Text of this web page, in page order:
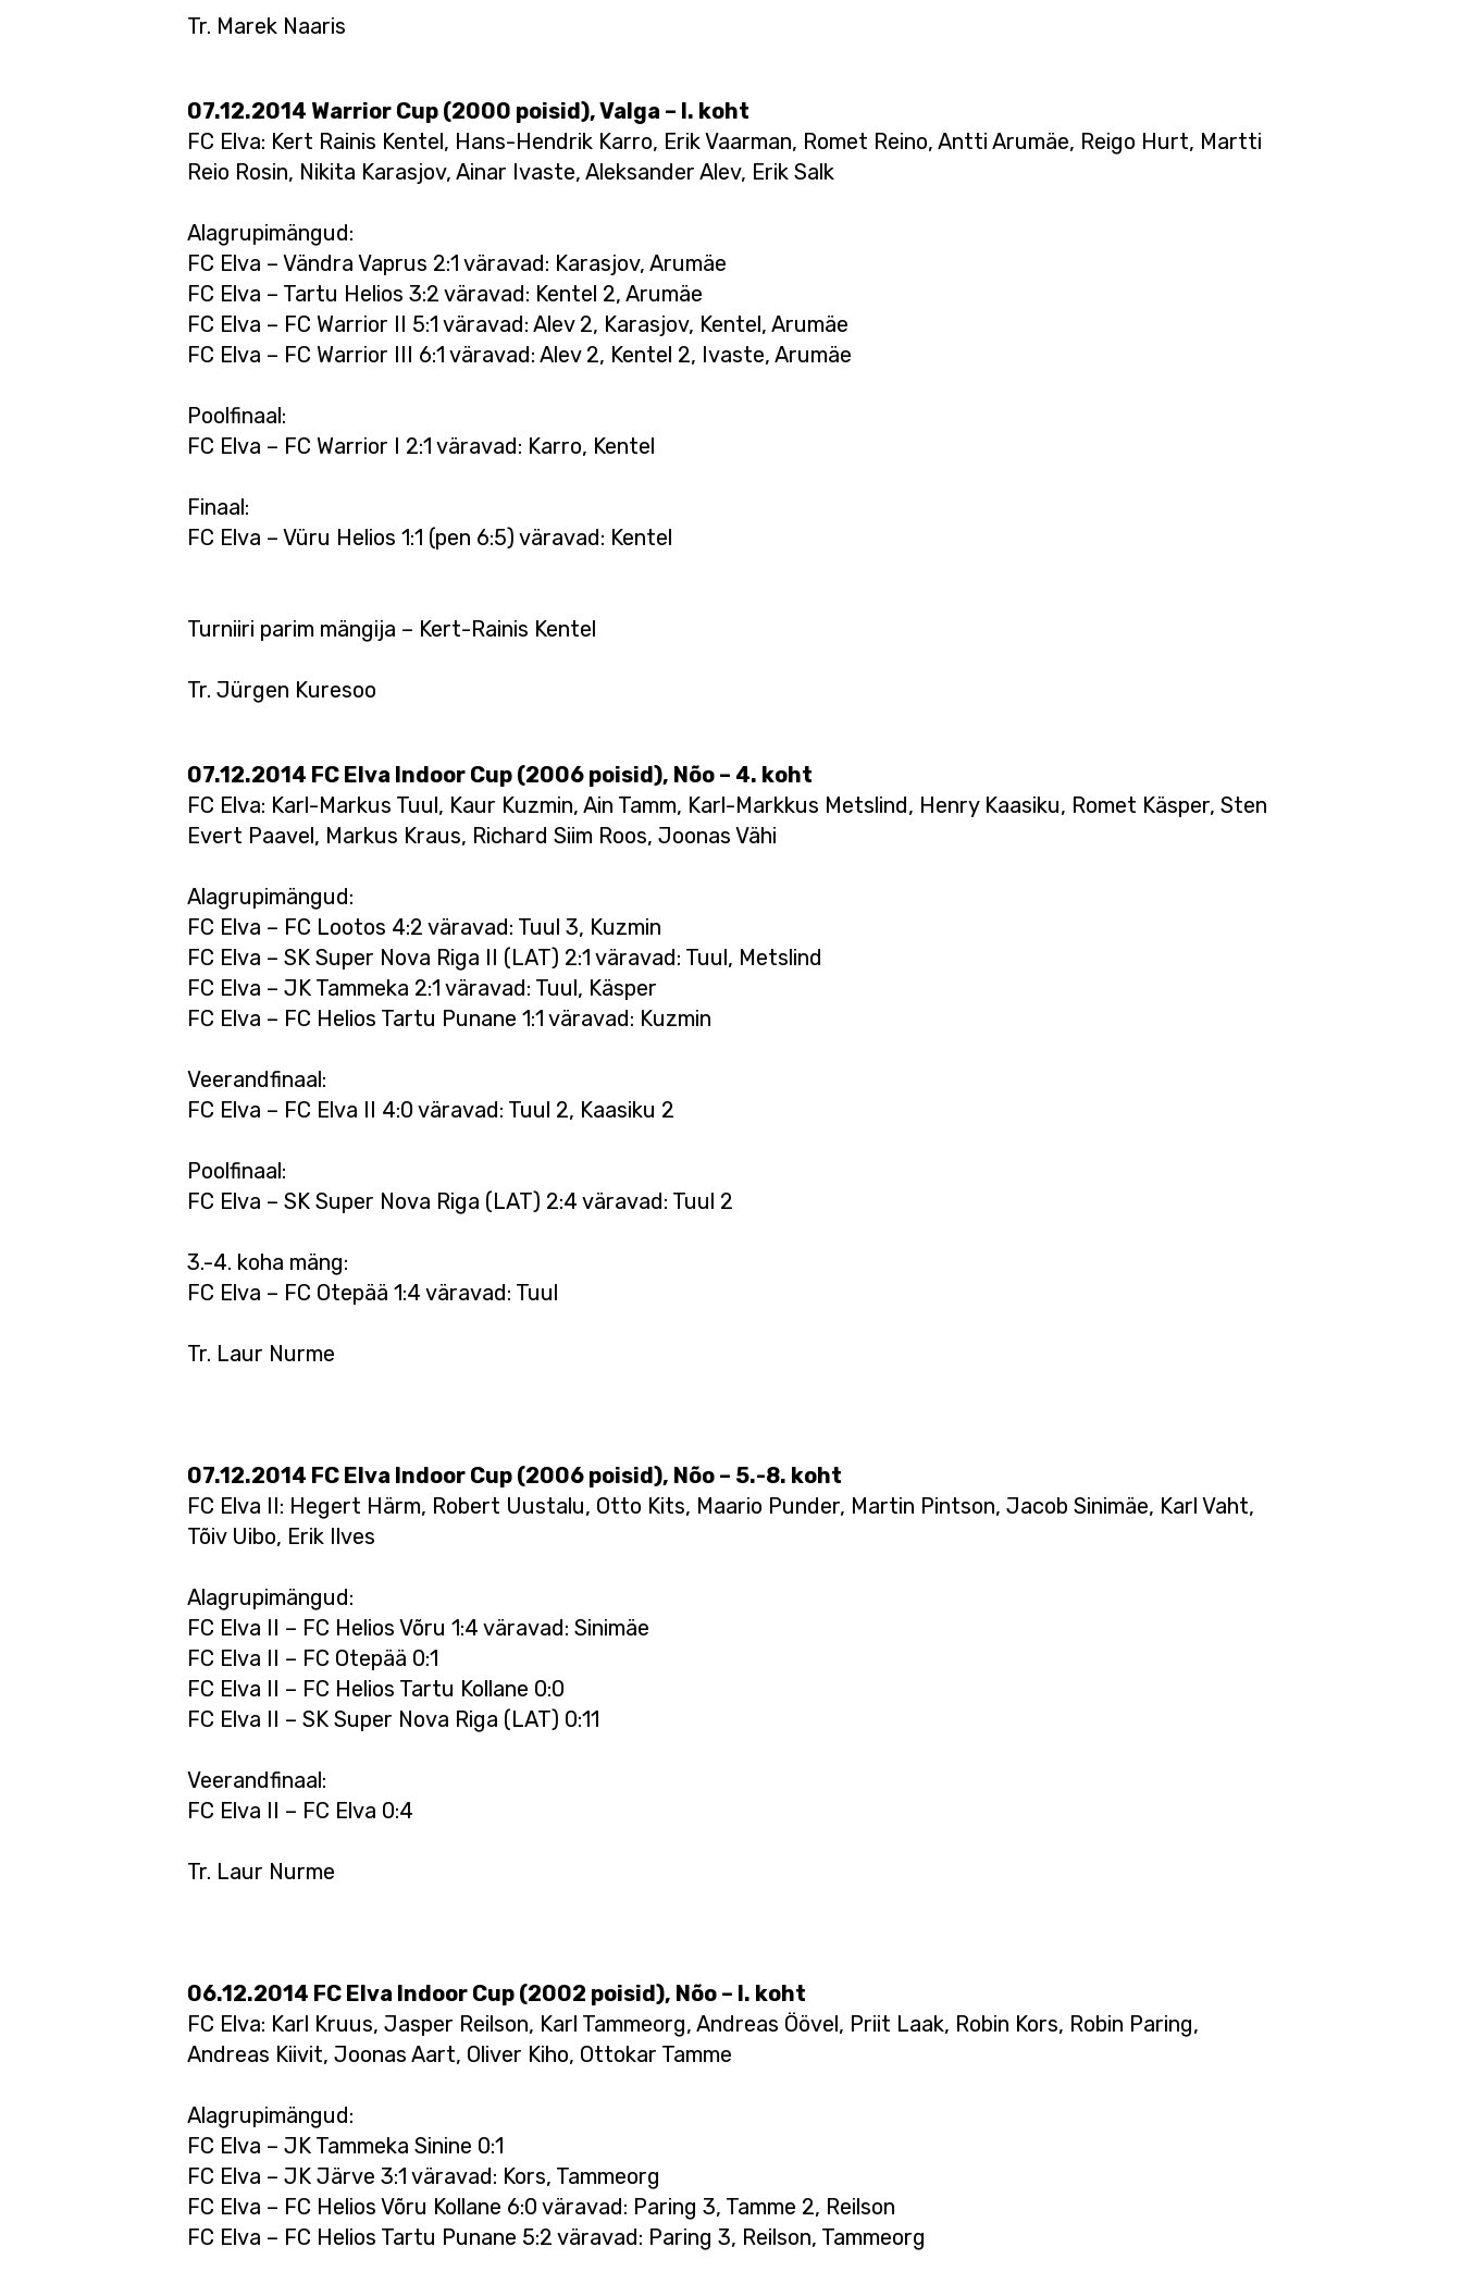
Tr. Marek Naaris
07.12.2014 Warrior Cup (2000 poisid), Valga – I. koht
FC Elva: Kert Rainis Kentel, Hans-Hendrik Karro, Erik Vaarman, Romet Reino, Antti Arumäe, Reigo Hurt, Martti
Reio Rosin, Nikita Karasjov, Ainar Ivaste, Aleksander Alev, Erik Salk
Alagrupimängud:
FC Elva – Vändra Vaprus 2:1 väravad: Karasjov, Arumäe
FC Elva – Tartu Helios 3:2 väravad: Kentel 2, Arumäe
FC Elva – FC Warrior II 5:1 väravad: Alev 2, Karasjov, Kentel, Arumäe
FC Elva – FC Warrior III 6:1 väravad: Alev 2, Kentel 2, Ivaste, Arumäe
Poolfinaal:
FC Elva – FC Warrior I 2:1 väravad: Karro, Kentel
Finaal:
FC Elva – Vüru Helios 1:1 (pen 6:5) väravad: Kentel
Turniiri parim mängija – Kert-Rainis Kentel
Tr. Jürgen Kuresoo
07.12.2014 FC Elva Indoor Cup (2006 poisid), Nõo – 4. koht
FC Elva: Karl-Markus Tuul, Kaur Kuzmin, Ain Tamm, Karl-Markkus Metslind, Henry Kaasiku, Romet Käsper, Sten
Evert Paavel, Markus Kraus, Richard Siim Roos, Joonas Vähi
Alagrupimängud:
FC Elva – FC Lootos 4:2 väravad: Tuul 3, Kuzmin
FC Elva – SK Super Nova Riga II (LAT) 2:1 väravad: Tuul, Metslind
FC Elva – JK Tammeka 2:1 väravad: Tuul, Käsper
FC Elva – FC Helios Tartu Punane 1:1 väravad: Kuzmin
Veerandfinaal:
FC Elva – FC Elva II 4:0 väravad: Tuul 2, Kaasiku 2
Poolfinaal:
FC Elva – SK Super Nova Riga (LAT) 2:4 väravad: Tuul 2
3.-4. koha mäng:
FC Elva – FC Otepää 1:4 väravad: Tuul
Tr. Laur Nurme
07.12.2014 FC Elva Indoor Cup (2006 poisid), Nõo – 5.-8. koht
FC Elva II: Hegert Härm, Robert Uustalu, Otto Kits, Maario Punder, Martin Pintson, Jacob Sinimäe, Karl Vaht,
Tõiv Uibo, Erik Ilves
Alagrupimängud:
FC Elva II – FC Helios Võru 1:4 väravad: Sinimäe
FC Elva II – FC Otepää 0:1
FC Elva II – FC Helios Tartu Kollane 0:0
FC Elva II – SK Super Nova Riga (LAT) 0:11
Veerandfinaal:
FC Elva II – FC Elva 0:4
Tr. Laur Nurme
06.12.2014 FC Elva Indoor Cup (2002 poisid), Nõo – I. koht
FC Elva: Karl Kruus, Jasper Reilson, Karl Tammeorg, Andreas Öövel, Priit Laak, Robin Kors, Robin Paring,
Andreas Kiivit, Joonas Aart, Oliver Kiho, Ottokar Tamme
Alagrupimängud:
FC Elva – JK Tammeka Sinine 0:1
FC Elva – JK Järve 3:1 väravad: Kors, Tammeorg
FC Elva – FC Helios Võru Kollane 6:0 väravad: Paring 3, Tamme 2, Reilson
FC Elva – FC Helios Tartu Punane 5:2 väravad: Paring 3, Reilson, Tammeorg